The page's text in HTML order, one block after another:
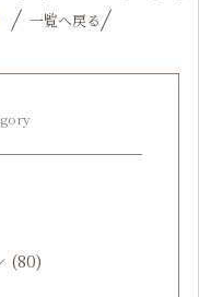
一覧へ戻る
(80)